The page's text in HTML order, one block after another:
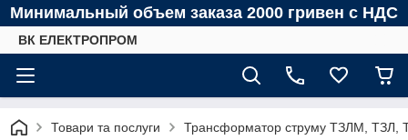
Минимальный объем заказа 2000 гривен с НДС
ВК ЕЛЕКТРОПРОМ
Товари та послуги Трансформатор струму ТЗЛМ, ТЗЛ,